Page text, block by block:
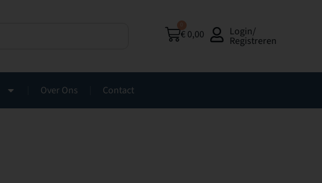
€ 0,00 Login/
Registreren
Over Ons Contact